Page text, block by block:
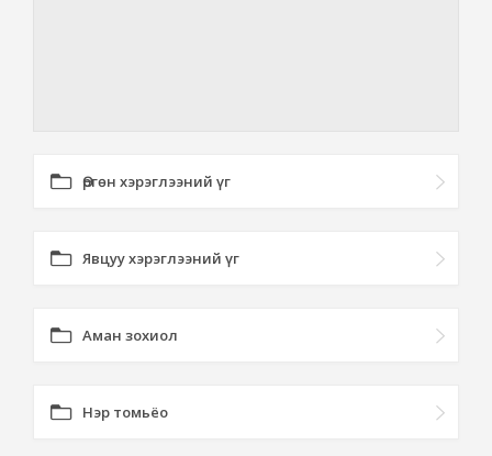
Өргөн хэрэглээний үг
Явцуу хэрэглээний үг
Аман зохиол
Нэр томьёо